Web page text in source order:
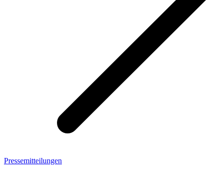
Pressemitteilungen